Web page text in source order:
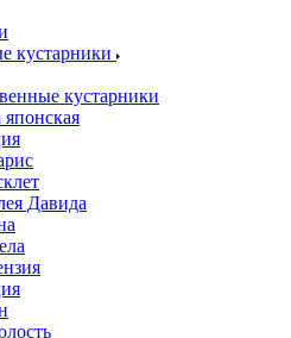
кустарники
кустарники
Давида